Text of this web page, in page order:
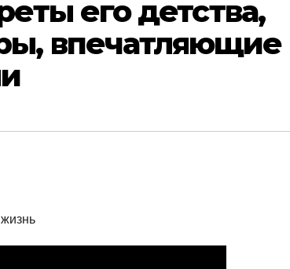
его детства,
впечатляющие